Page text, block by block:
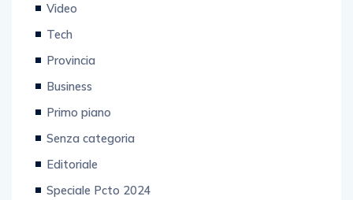
Video
Tech
Provincia
Business
Primo piano
Senza categoria
Editoriale
Speciale Pcto 2024